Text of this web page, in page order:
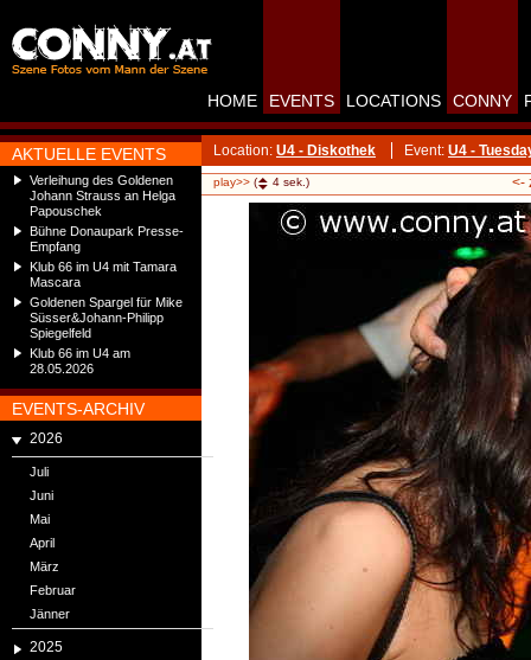
AKTUELLE EVENTS
Verleihung des Goldenen
Johann Strauss an Helga
Papouschek
Bühne Donaupark Presse-
Empfang
Klub 66 im U4 mit Tamara
Mascara
Goldenen Spargel für Mike
Süsser&Johann-Philipp
Spiegelfeld
Klub 66 im U4 am
28.05.2026
EVENTS-ARCHIV
2026
Juli
Juni
Mai
April
März
Februar
Jänner
2025
HOME EVENTS LOCATIONS CONNY
Location: U4 - Diskothek Event: U4 -
play>> ( 4 sek.) <-